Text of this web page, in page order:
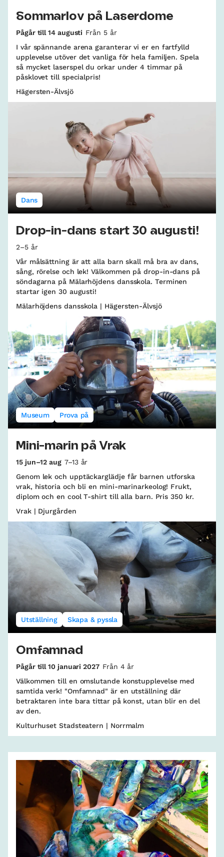
Sommarlov på Laserdome
Pågår till 14 augusti Från 5 år
I vår spännande arena garanterar vi er en fartfylld
upplevelse utöver det vanliga för hela familjen. Spela
så mycket laserspel du orkar under 4 timmar på
påsklovet till specialpris!
Hägersten-Älvsjö
Dans
Drop-in-dans start 30 augusti!
2–5 år
Vår målsättning är att alla barn skall må bra av dans,
sång, rörelse och lek! Välkommen på drop-in-dans på
söndagarna på Mälarhöjdens dansskola. Terminen
startar igen 30 augusti!
Mälarhöjdens dansskola | Hägersten-Älvsjö
Museum Prova på
Mini-marin på Vrak
15 jun–12 aug 7–13 år
Genom lek och upptäckarglädje får barnen utforska
vrak, historia och bli en mini-marinarkeolog! Frukt,
diplom och en cool T-shirt till alla barn. Pris 350 kr.
Vrak | Djurgården
Utställning Skapa & pyssla
Omfamnad
Pågår till 10 januari 2027 Från 4 år
Välkommen till en omslutande konstupplevelse med
samtida verk! "Omfamnad" är en utställning där
betraktaren inte bara tittar på konst, utan blir en del
av den.
Kulturhuset Stadsteatern | Norrmalm